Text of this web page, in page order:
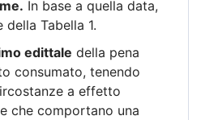
In base a quella data,
Tabella 1.
edittale della pena
consumato, tenendo
a effetto
che comportano una